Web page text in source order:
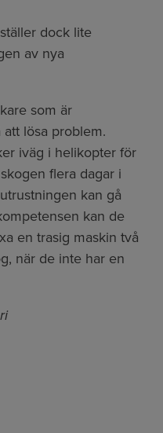
dock lite
av nya
som är
lösa problem.
iväg i helikopter för
flera dagar i
kan gå
kan de
en trasig maskin två
när de inte har en